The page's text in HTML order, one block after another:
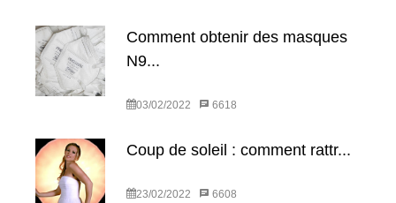
Comment obtenir des masques
N9...
03/02/2022 6618
Coup de soleil : comment rattr...
23/02/2022 6608